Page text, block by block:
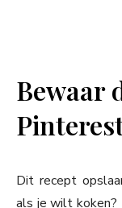
Bewaar
Dit recept
als je wilt koken?